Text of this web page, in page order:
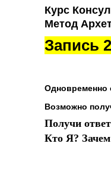
Курс
Метод
Запись
Одновременно
Возможно
Получи
Кто Я?